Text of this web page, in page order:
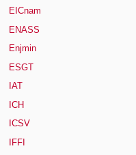
EICnam
ENASS
Enjmin
ESGT
IAT
ICH
ICSV
IFFI